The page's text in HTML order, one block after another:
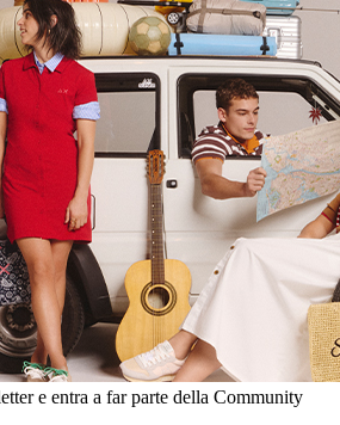
e entra a far parte della Community